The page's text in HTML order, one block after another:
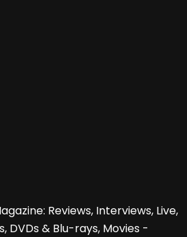
Reviews, Interviews, Live,
DVDs & Blu-rays, Movies -